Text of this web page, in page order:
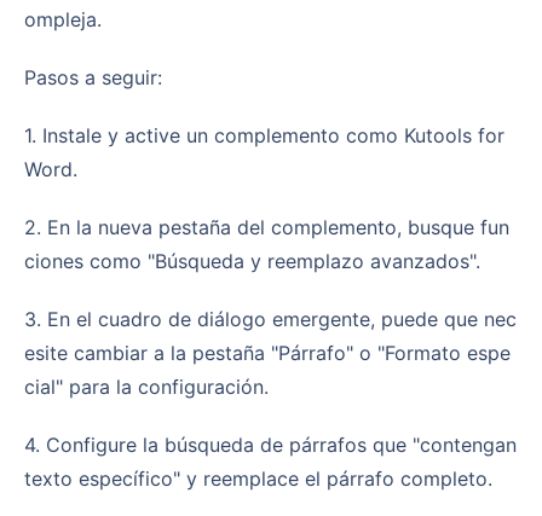
ompleja.
Pasos a seguir:
1. Instale y active un complemento como Kutools for
Word.
2. En la nueva pestaña del complemento, busque fun
ciones como "Búsqueda y reemplazo avanzados".
3. En el cuadro de diálogo emergente, puede que nec
esite cambiar a la pestaña "Párrafo" o "Formato espe
cial" para la configuración.
4. Configure la búsqueda de párrafos que "contengan
texto específico" y reemplace el párrafo completo.